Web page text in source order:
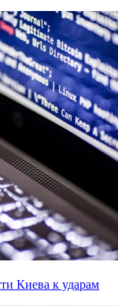
Киева к ударам